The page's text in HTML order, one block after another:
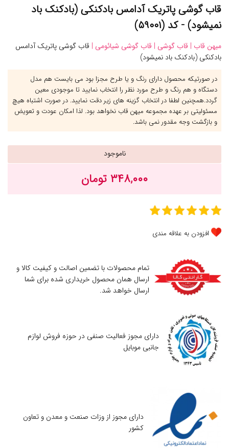
قاب گوشی پاتریک آدامس بادکنکی (بادکنک باد
نمیشود) - کد (۵۹۰۰۱)
میهن قاب | قاب گوشی | قاب گوشی شیائومی | قاب گوشی پاتریک آدامس
بادکنکی (بادکنک باد نمیشود)
در صورتیکه محصول دارای رنگ و یا طرح مجزا بود می بایست هم مدل
دستگاه و هم رنگ و طرح مورد نظر را انتخاب نمایید تا موجودی معین
گردد.همچنین لطفا در انتخاب گزینه های زیر دقت نمایید. در صورت اشتباه هیچ
مسئولیتی بر عهده مجموعه میهن قاب نخواهد بود. لذا امکان عودت و تعویض
و بازگشت وجه مقدور نمی باشد.
ناموجود
۳۴۸,۰۰۰ تومان
افزودن به علاقه مندی
تمام محصولات با تضمین اصالت و کیفیت کالا و
ارسال همان محصول خریداری شده برای شما
ارسال خواهد شد.
دارای مجوز فعالیت صنفی در حوزه فروش لوازم
جانبی موبایل
دارای مجوز از وزات صنعت و معدن و تعاون
کشور